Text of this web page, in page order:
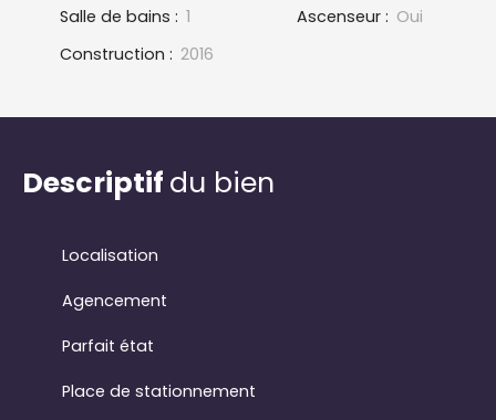
Salle de bains : 1 Ascenseur : Oui
Construction : 2016
Descriptif du bien
Localisation
Agencement
Parfait état
Place de stationnement